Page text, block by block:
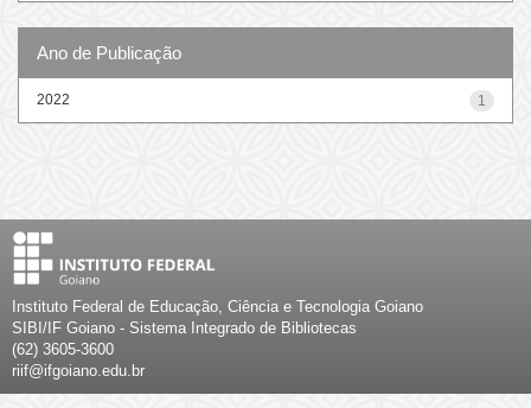
Ano de Publicação
1
2022
Instituto Federal de Educação, Ciência e Tecnologia Goiano
SIBI/IF Goiano - Sistema Integrado de Bibliotecas
(62) 3605-3600
riif@ifgoiano.edu.br